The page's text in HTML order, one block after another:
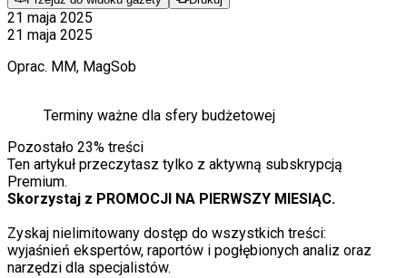
21 maja 2025
21 maja 2025
Oprac. MM, MagSob
Terminy ważne dla sfery budżetowej
Pozostało 23% treści
Ten artykuł przeczytasz tylko z aktywną subskrypcją
Premium.
Skorzystaj z PROMOCJI NA PIERWSZY MIESIĄC.
Zyskaj nielimitowany dostęp do wszystkich treści:
wyjaśnień ekspertów, raportów i pogłębionych analiz oraz
narzędzi dla specjalistów.